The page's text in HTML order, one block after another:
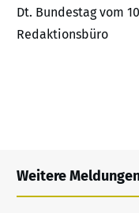
Dt. Bundestag vom
Redaktionsbüro
Weitere